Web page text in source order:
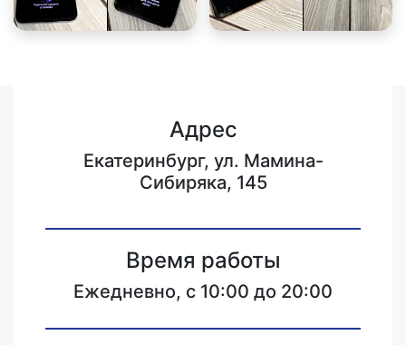
Адрес
Екатеринбург, ул. Мамина-
Сибиряка, 145
Время работы
Ежедневно, с 10:00 до 20:00